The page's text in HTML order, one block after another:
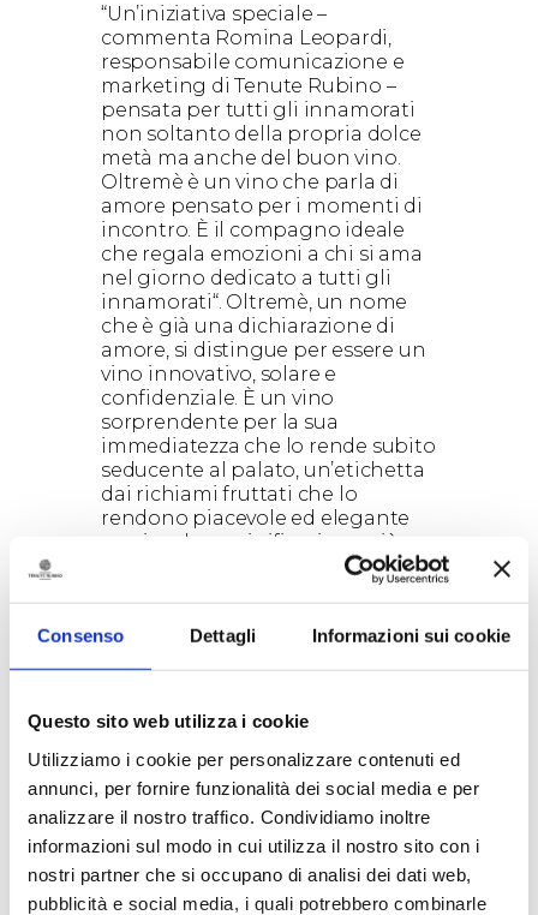
Consenso Dettagli Informazioni sui cookie
Questo sito web utilizza i cookie
Utilizziamo i cookie per personalizzare contenuti ed
annunci, per fornire funzionalità dei social media e per
analizzare il nostro traffico. Condividiamo inoltre
informazioni sul modo in cui utilizza il nostro sito con i
nostri partner che si occupano di analisi dei dati web,
pubblicità e social media, i quali potrebbero combinarle
“Un’iniziativa speciale –
commenta Romina Leopardi,
responsabile comunicazione e
marketing di Tenute Rubino –
pensata per tutti gli innamorati
non soltanto della propria dolce
metà ma anche del buon vino.
Oltremè è un vino che parla di
amore pensato per i momenti di
incontro. È il compagno ideale
che regala emozioni a chi si ama
nel giorno dedicato a tutti gli
innamorati“. Oltremè, un nome
che è già una dichiarazione di
amore, si distingue per essere un
vino innovativo, solare e
confidenziale. È un vino
sorprendente per la sua
immediatezza che lo rende subito
seducente al palato, un’etichetta
dai richiami fruttati che lo
rendono piacevole ed elegante
grazie ad una vinificazione più
breve che vuole rivelare la
freschezza del Susumaniello, un
austero. Al termine della cena,
per ricordare questo romantico
momento. Inoltre, tutti gli
innamorati potranno condividere
le emozione della loro serata
postando le loro foto sulle pagine
Instagram e Facebook di Tenute
Rubino con l’Hashtag
#sanvalentinocontenuterubino.
LA LISTA DEI RISTORANTI